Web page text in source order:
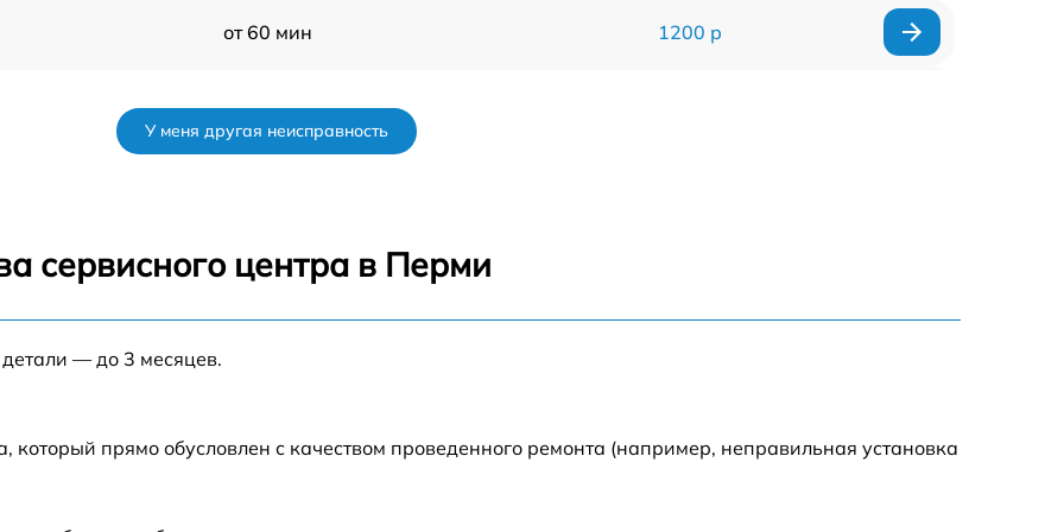
от 60 мин 1200 р
У меня другая неисправность
сервисного центра в Перми
— до 3 месяцев.
который прямо обусловлен с качеством проведенного ремонта (например, неправильная установка